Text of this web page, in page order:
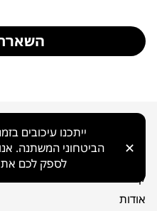
ייתכנו עיכובים
הביטחוני המשתנה.
לספק לכם
✕
בית
קטלוג
אודות